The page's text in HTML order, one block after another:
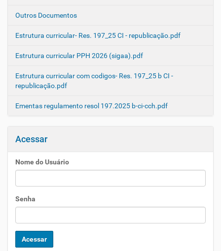
Outros Documentos
Estrutura curricular- Res. 197_25 CI - republicação.pdf
Estrutura curricular PPH 2026 (sigaa).pdf
Estrutura curricular com codigos- Res. 197_25 b CI -
republicação.pdf
Ementas regulamento resol 197.2025 b-ci-cch.pdf
Acessar
Nome do Usuário
Senha